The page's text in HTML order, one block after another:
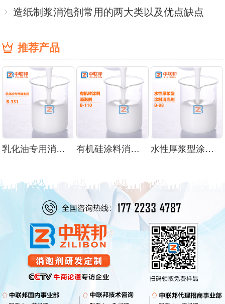
造纸制浆消泡剂常用的两大类以及优点缺点
推荐产品
乳化油专用消泡剂 有机硅涂料消泡剂 水性厚浆型涂料消泡剂